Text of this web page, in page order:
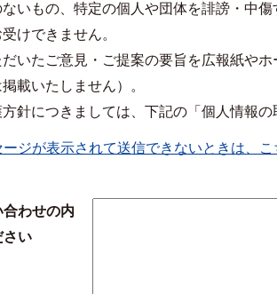
いもの、特定の個人や団体を誹謗・中
けできません。
いたご意見・ご提案の要旨を広報紙や
載いたしません）。
針につきましては、下記の「個人情報
ジが表示されて送信できないときは、
わせの内
さい